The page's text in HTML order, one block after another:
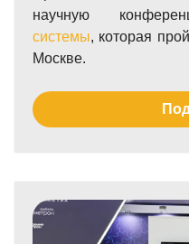
научную
системы, которая
Москве.